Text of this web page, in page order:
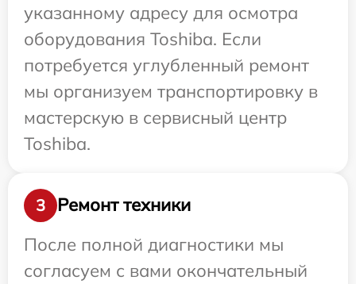
указанному адресу для осмотра
оборудования Toshiba. Если
потребуется углубленный ремонт
мы организуем транспортировку в
мастерскую в сервисный центр
Toshiba.
3
Ремонт техники
После полной диагностики мы
согласуем с вами окончательный